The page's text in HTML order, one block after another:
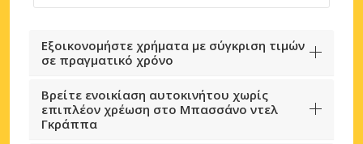
Εξοικονομήστε χρήματα με σύγκριση τιμών
σε πραγματικό χρόνο
Βρείτε ενοικίαση αυτοκινήτου χωρίς
επιπλέον χρέωση στο Μπασσάνο ντελ
Γκράππα